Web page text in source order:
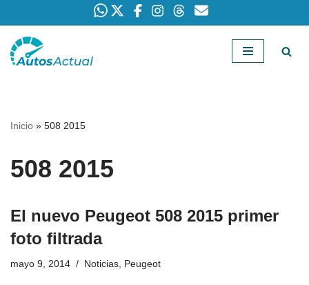
Saltar
Inicio » 508 2015
508 2015
El nuevo Peugeot 508 2015 primer
foto filtrada
mayo 9, 2014 Noticias, Peugeot